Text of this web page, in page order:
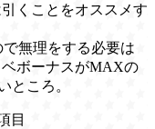
くことをオススメす
無理をする必要は
ボーナスがMAXの
ところ。
目